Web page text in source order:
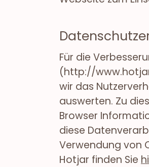
Für die
(http://
wir das
auswerten. Zu
Browser
diese
Verwendung von
Hotjar finden Sie